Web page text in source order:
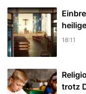
18:11
trotz